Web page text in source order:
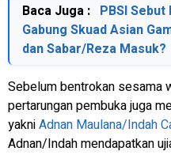
Baca Juga : PBSI
Gabung Skuad Asian
dan Sabar/Reza Masuk?
Sebelum bentrokan sesama
pertarungan pembuka juga
yakniAdnan Maulana/Indah
Adnan/Indah mendapatkan